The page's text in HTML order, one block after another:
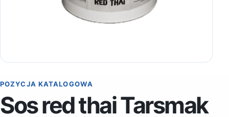
POZYCJA KATALOGOWA
Sos red thai Tarsmak